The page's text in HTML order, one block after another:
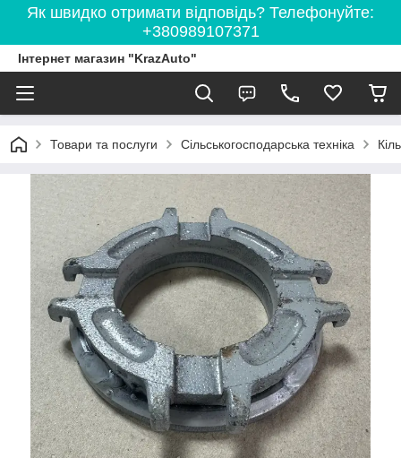
Як швидко отримати відповідь? Телефонуйте:
+380989107371
Інтернет магазин "KrazAuto"
Товари та послуги Сільськогосподарська техніка